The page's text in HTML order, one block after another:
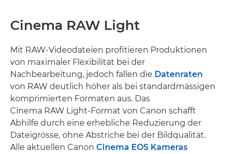
Cinema RAW Light
Mit RAW-Videodateien profitieren Produktionen
von maximaler Flexibilität bei der
Nachbearbeitung, jedoch fallen die Datenraten
von RAW deutlich höher als bei standardmässigen
komprimierten Formaten aus. Das
Cinema RAW Light-Format von Canon schafft
Abhilfe durch eine erhebliche Reduzierung der
Dateigrösse, ohne Abstriche bei der Bildqualität.
Alle aktuellen Canon Cinema EOS Kameras